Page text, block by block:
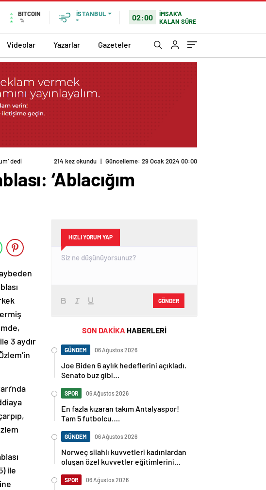
BITCOIN
%
İSTANBUL
°
02:00
İMSAK'A
KALAN SÜRE
Videolar Yazarlar Gazeteler
dedi
‘Ablacığım
3 aydır
ile
HIZLI YORUM YAP
GÖNDER
SON DAKİKA HABERLERİ
GÜNDEM 06 Ağustos 2026
Joe Biden 6 aylık hedeflerini açıkladı.
Senato buz gibi…
SPOR 06 Ağustos 2026
En fazla kızaran takım Antalyaspor!
Tam 5 futbolcu….
GÜNDEM 06 Ağustos 2026
Norweç silahlı kuvvetleri kadınlardan
oluşan özel kuvvetler eğitimlerini
SPOR 06 Ağustos 2026